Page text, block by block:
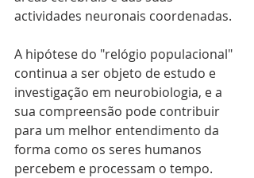
actividades neuronais coordenadas.
A hipótese do "relógio populacional"
continua a ser objeto de estudo e
investigação em neurobiologia, e a
sua compreensão pode contribuir
para um melhor entendimento da
forma como os seres humanos
percebem e processam o tempo.